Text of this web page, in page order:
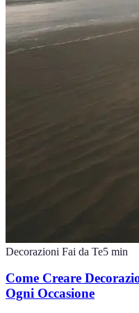
Decorazioni Fai da Te5 min
Come Creare
Ogni Occasione